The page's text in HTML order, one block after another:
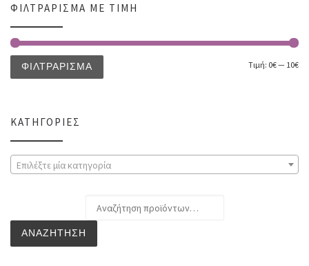
ΦΙΛΤΡΆΡΙΣΜΑ ΜΕ ΤΙΜΉ
ΦΙΛΤΡΆΡΙΣΜΑ Τιμή: 0€— 10€
ΚΑΤΗΓΟΡΊΕΣ
Επιλέξτε μία κατηγορία
ΑΝΑΖΉΤΗΣΗ